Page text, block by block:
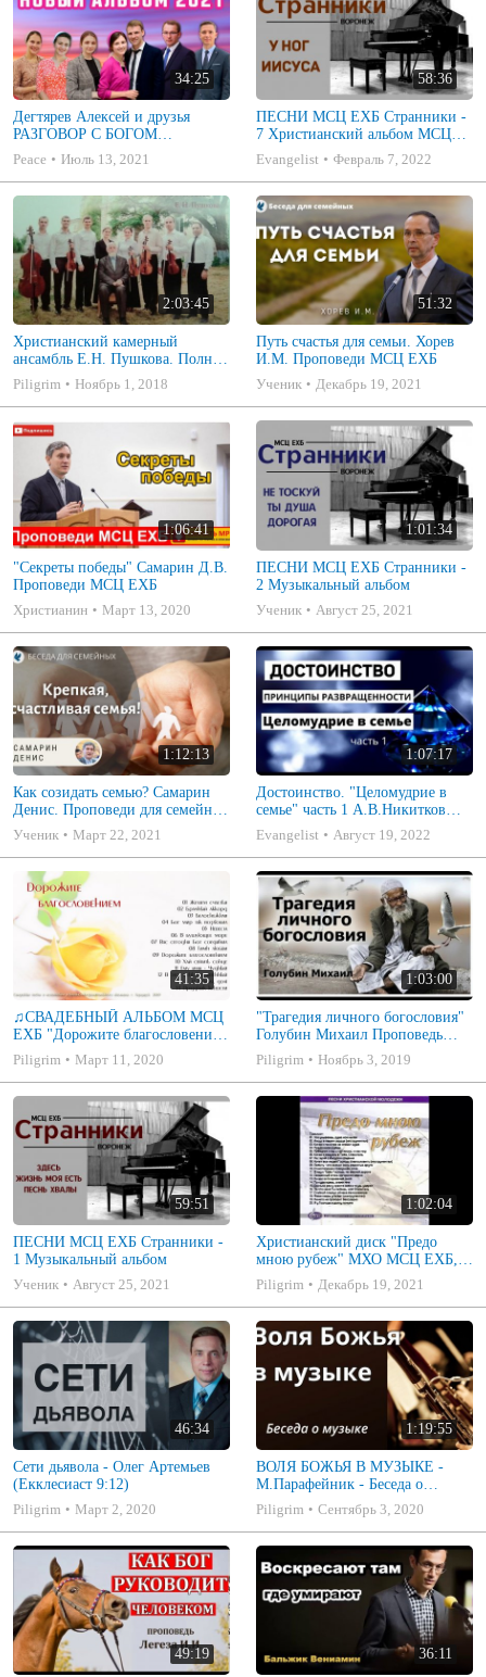
34:25
Дегтярев Алексей и друзья
РАЗГОВОР С БОГОМ
Христианские песни МСЦ ЕХБ
2021 (7я)
Peace Июль 13, 2021
58:36
ПЕСНИ МСЦ ЕХБ Странники -
7 Христианский альбом МСЦ
ЕХБ
Evangelist Февраль 7, 2022
2:03:45
Христианский камерный
ансамбль Е.Н. Пушкова. Полное
собрание
Piligrim Ноябрь 1, 2018
51:32
Путь счастья для семьи. Хорев
И.М. Проповеди МСЦ ЕХБ
Ученик
Декабрь 19, 2021
1:06:41
"Секреты победы" Самарин Д.В.
Проповеди МСЦ ЕХБ
Христианин
Март 13, 2020
1:01:34
ПЕСНИ МСЦ ЕХБ Странники -
2 Музыкальный альбом
Ученик
Август 25, 2021
1:12:13
Как созидать семью? Самарин
Денис. Проповеди для семейных
МСЦ ЕХБ
Ученик Март 22, 2021
1:07:17
Достоинство. "Целомудрие в
семье" часть 1 А.В.Никитков
Беседа для семейных МСЦ ЕХБ
Evangelist Август 19, 2022
41:35
♫СВАДЕБНЫЙ АЛЬБОМ МСЦ
ЕХБ "Дорожите благословением
- Христианские песни.
Музыкальный диск. Псалмы
Piligrim Март 11, 2020
1:03:00
"Трагедия личного богословия"
Голубин Михаил Проповедь
2019
Piligrim Ноябрь 3, 2019
59:51
ПЕСНИ МСЦ ЕХБ Странники -
1 Музыкальный альбом
Ученик
Август 25, 2021
1:02:04
Христианский диск "Предо
мною рубеж" МХО МСЦ ЕХБ,
музыкальный альбом, пение,
музыка
Piligrim Декабрь 19, 2021
46:34
Сети дьявола - Олег Артемьев
(Екклесиаст 9:12)
Piligrim
Март 2, 2020
1:19:55
ВОЛЯ БОЖЬЯ В МУЗЫКЕ -
М.Парафейник - Беседа о
музыке 2
Piligrim Сентябрь 3, 2020
49:19 36:11